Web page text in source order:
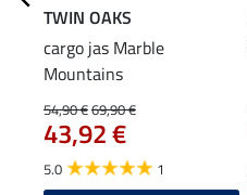
TWIN OAKS
cargo jas Marble
Mountains
54,90 €69,90 €
43,92 €
5.0 1